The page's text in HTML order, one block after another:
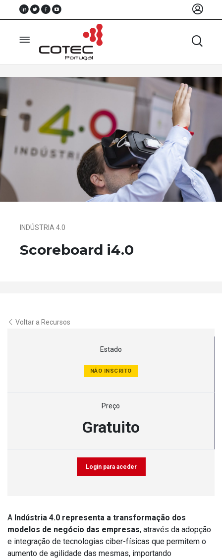
Sobre
Nós
Associados
Recursos
Eventos
INDÚSTRIA 4.0
Scoreboard i4.0
Voltar a Recursos
Estado
NÃO INSCRITO
Preço
Gratuito
Login para aceder
A Indústria 4.0 representa a transformação dos
modelos de negócio das empresas, através da adopção
e integração de tecnologias ciber-físicas que permitem o
aumento de agilidade das mesmas, importando